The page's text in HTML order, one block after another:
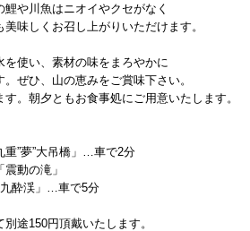
や川魚はニオイやクセがなく
味しくお召し上がりいただけます。
使い、素材の味をまろやかに
ぜひ、山の恵みをご賞味下さい。
。朝夕ともお食事処にご用意いたします。
重”夢”大吊橋」…車で2分
動の滝」
九酔渓」…車で5分
途150円頂戴いたします。